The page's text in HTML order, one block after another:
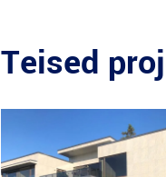
Teised